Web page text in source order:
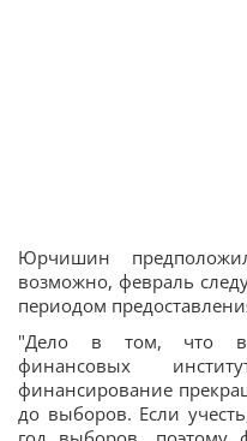
Юрчишин
возможно, февраль
периодом
"Дело в том, что в
финансовых
финансирование
до выборов. Если